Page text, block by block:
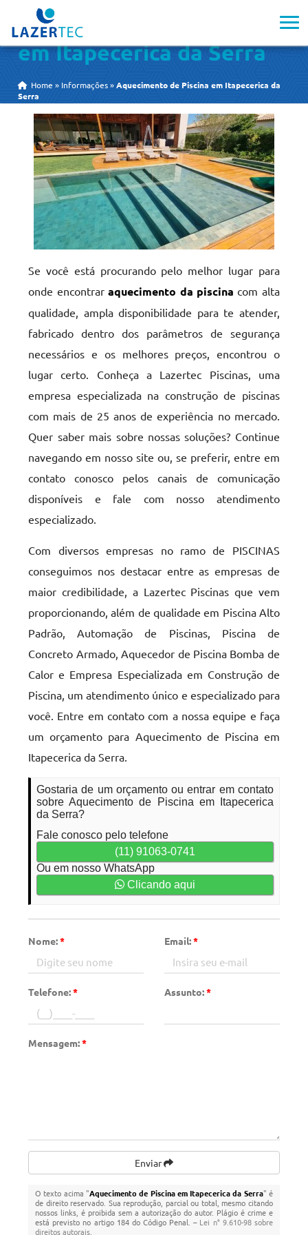
Aquecimento de Piscina
em Itapecerica da Serra
Home » Informações »Aquecimento de Piscina em Itapecerica da
Serra
Se você está procurando pelo melhor lugar para
onde encontraraquecimento da piscina com alta
qualidade, ampla disponibilidade para te atender,
fabricado dentro dos parâmetros de segurança
necessários e os melhores preços, encontrou o
lugar certo. Conheça a Lazertec Piscinas, uma
empresa especializada na construção de piscinas
com mais de 25 anos de experiência no mercado.
Quer saber mais sobre nossas soluções? Continue
navegando em nosso site ou, se preferir, entre em
contato conosco pelos canais de comunicação
disponíveis e fale com nosso atendimento
especializado.
Com diversos empresas no ramo de PISCINAS
conseguimos nos destacar entre as empresas de
maior credibilidade, a Lazertec Piscinas que vem
proporcionando, além de qualidade em Piscina Alto
Padrão, Automação de Piscinas, Piscina de
Concreto Armado, Aquecedor de Piscina Bomba de
Calor e Empresa Especializada em Construção de
Piscina, um atendimento único e especializado para
você. Entre em contato com a nossa equipe e faça
um orçamento para Aquecimento de Piscina em
Itapecerica da Serra.
Gostaria de um orçamento ou entrar em contato
sobre Aquecimento de Piscina em Itapecerica
da Serra?
Fale conosco pelo telefone
(11) 91063-0741
Ou em nosso WhatsApp
Clicando aqui
Nome:* Email:*
Telefone:* Assunto:*
Mensagem:*
Enviar
O texto acima "Aquecimento de Piscina em Itapecerica da Serra" é
de direito reservado. Sua reprodução, parcial ou total, mesmo citando
nossos links, é proibida sem a autorização do autor. Plágio é crime e
está previsto no artigo 184 do Código Penal. – Lei n° 9.610-98 sobre
direitos autorais